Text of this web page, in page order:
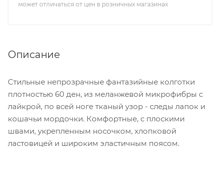
может отличаться от цен в розничных магазинах
Описание
Стильные непрозрачные фантазийные колготки
плотностью 60 ден, из меланжевой микрофибры с
лайкрой, по всей ноге тканый узор - следы лапок и
кошачьи мордочки. Комфортные, с плоскими
швами, укрепленным носочком, хлопковой
ластовицей и широким эластичным поясом.